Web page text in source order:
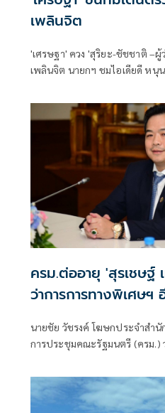
เพลินจิต
'เศรษฐา' ควง 'สุริยะ-ชัชชาติ –
เพลินจิต นายกฯ ชมไอเดียดี ห
ลดราคาแผง
ครม.ต่ออายุ 'สุรเชษฐ์
ว่าการการทางพิเศษฯ
นายชัย วัชรงค์ โฆษกประจำสำ
การประชุมคณะรัฐมนตรี (ครม.)
เป็นผู้ว่าการการทาง